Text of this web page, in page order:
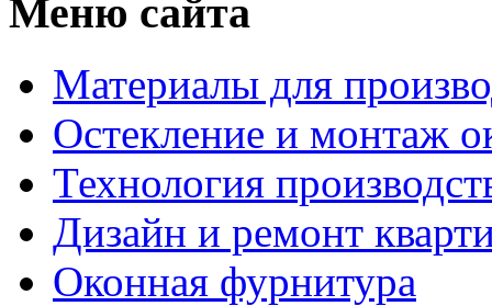
Меню сайта
Материалы для
Остекление и монтаж
Технология
Дизайн и ремонт
Оконная фурнитура